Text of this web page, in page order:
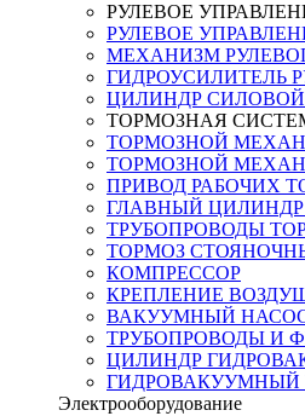
РУЛЕВОЕ
РУЛЕВОЕ
МЕХАНИЗМ
ГИДРОУСИЛИТЕЛЬ
ЦИЛИНДР
ТОРМОЗНАЯ
ТОРМОЗНОЙ
ТОРМОЗНОЙ
ПРИВОД РАБОЧИХ
ГЛАВНЫЙ
ТРУБОПРОВОДЫ
ТОРМОЗ
КОМПРЕССОР
КРЕПЛЕНИЕ
ВАКУУМНЫЙ
ТРУБОПРОВОДЫ И
ЦИЛИНДР
ГИДРОВАКУУМНЫЙ
Электрооборудование